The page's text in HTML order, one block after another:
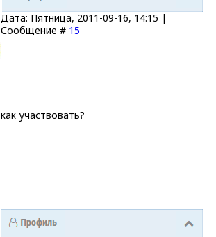
Дата: Пятница, 2011-09-16, 14:15 |
Сообщение # 15
как участвовать?